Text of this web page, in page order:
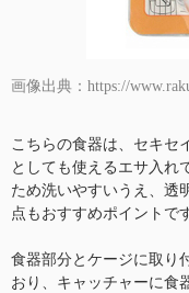
画像出典：https://
こちらの食器は、セキセ
としても使えるエサ入れ
ため洗いやすいうえ、透
点もおすすめポイントで
食器部分とケージに取り
おり、キャッチャーに食